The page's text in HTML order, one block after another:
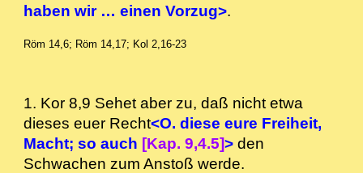
haben wir … einen Vorzug>.
Röm 14,6; Röm 14,17; Kol 2,16-23
1. Kor 8,9 Sehet aber zu, daß nicht etwa
dieses euer Recht<O. diese eure Freiheit,
Macht; so auch [Kap. 9,4.5]> den
Schwachen zum Anstoß werde.